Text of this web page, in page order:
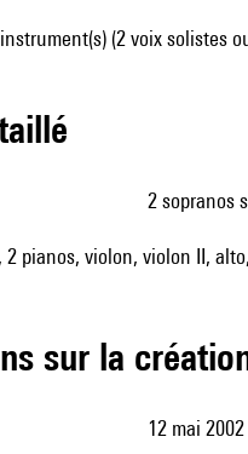
(2 voix solistes
2
pianos, violon, violon II,
sur la
12 mai 2002